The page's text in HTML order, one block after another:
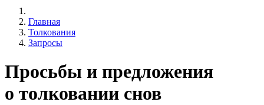
Главная
Толкования
Запросы
Просьбы и предложения
о толковании снов